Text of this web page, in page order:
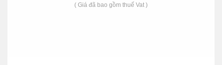
( Giá đã bao gồm thuế Vat )